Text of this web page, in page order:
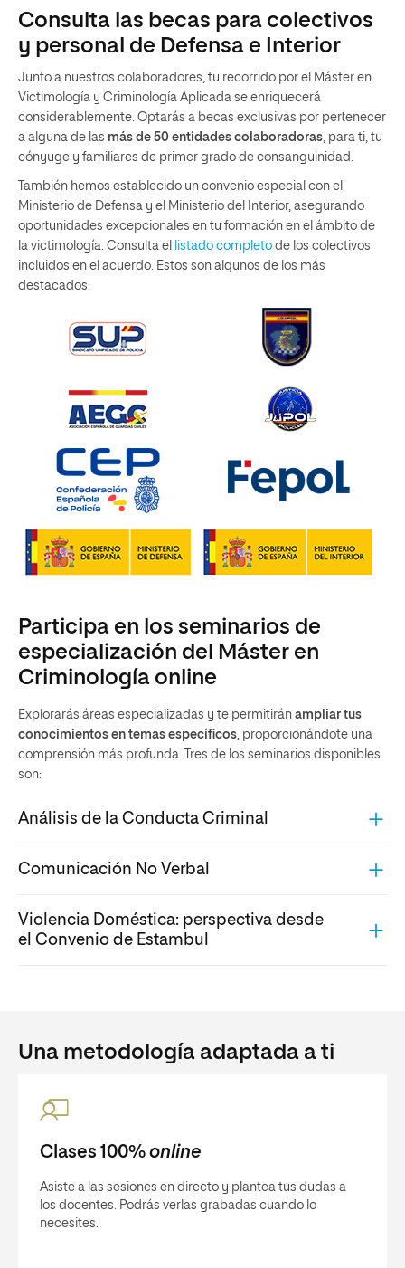
Consulta las becas para colectivos
y personal de Defensa e Interior
Junto a nuestros colaboradores, tu recorrido por el Máster en
Victimología y Criminología Aplicada se enriquecerá
considerablemente. Optarás a becas exclusivas por pertenecer
a alguna de las más de 50 entidades colaboradoras, para ti, tu
cónyuge y familiares de primer grado de consanguinidad.
También hemos establecido un convenio especial con el
Ministerio de Defensa y el Ministerio del Interior, asegurando
oportunidades excepcionales en tu formación en el ámbito de
la victimología. Consulta el
listado completo de los colectivos
incluidos en el acuerdo. Estos son algunos de los más
destacados:
Participa en los seminarios de
especialización del Máster en
Criminología online
Explorarás áreas especializadas y te permitirán ampliar tus
conocimientos en temas específicos, proporcionándote una
comprensión más profunda. Tres de los seminarios disponibles
son:
Análisis de la Conducta Criminal
Comunicación No Verbal
Violencia Doméstica: perspectiva desde
el Convenio de Estambul
Una metodología adaptada a ti
Clases 100% online
Asiste a las sesiones en directo y plantea tus dudas a
los docentes. Podrás verlas grabadas cuando lo
necesites.